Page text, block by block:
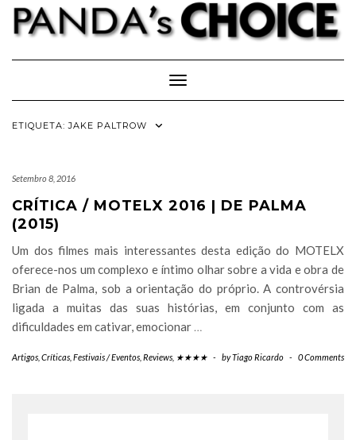
Skip
content
Toggle Navigation
ETIQUETA:JAKE PALTROW
Setembro 8, 2016
CRÍTICA / MOTELX 2016 | DE PALMA
(2015)
Um dos filmes mais interessantes desta edição do MOTELX
oferece-nos um complexo e íntimo olhar sobre a vida e obra de
Brian de Palma, sob a orientação do próprio. A controvérsia
ligada a muitas das suas histórias, em conjunto com as
dificuldades em cativar, emocionar …
Artigos Críticas Festivais / Eventos Reviews ★★★★ - byTiago Ricardo - 0 Comments